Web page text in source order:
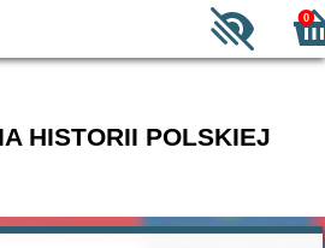
0
HISTORII POLSKIEJ